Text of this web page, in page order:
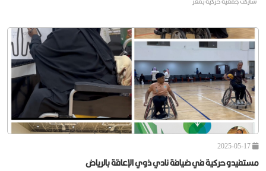
2025-05-20
جناح حركية بمعرض إينا الدولي بنسخته الثالثة يجذب الزوار
شاركت جمعية حركية بمعر